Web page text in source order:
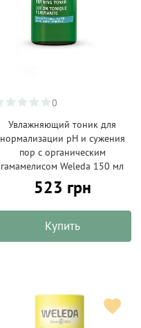
0
Увлажняющий тоник для
нормализации pH и сужения
пор с органическим
гамамелисом Weleda 150 мл
523 грн
Купить